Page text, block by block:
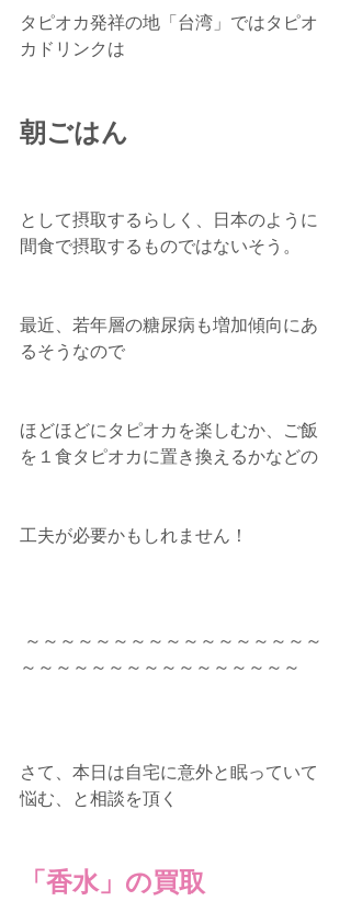
タピオカ発祥の地「台湾」ではタピオ
カドリンクは
朝ごはん
として摂取するらしく、日本のように
間食で摂取するものではないそう。
最近、若年層の糖尿病も増加傾向にあ
るそうなので
ほどほどにタピオカを楽しむか、ご飯
を１食タピオカに置き換えるかなどの
工夫が必要かもしれません！
～～～～～～～～～～～～～～～～
さて、本日は自宅に意外と眠っていて
悩む、と相談を頂く
「香水」の買取